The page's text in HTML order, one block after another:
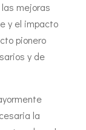
mejoras
y el impacto
pionero
y de
la